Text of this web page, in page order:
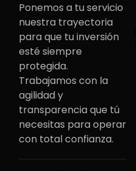
Ponemos a tu servicio
nuestra trayectoria
para que tu inversión
esté siempre
protegida.
Trabajamos con la
agilidad y
transparencia que tú
necesitas para operar
con total confianza.